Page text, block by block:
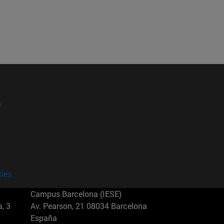
3
Campus Barcelona (IESE)
Av. Pearson, 21 08034 Barcelona
España